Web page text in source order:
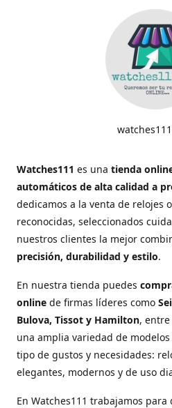
Watches111 es una tienda
automáticos de alta calidad a
dedicamos a la venta de relojes
reconocidas, seleccionados
nuestros clientes la mejor
precisión, durabilidad y estilo.
En nuestra tienda puedes
online de firmas líderes como
Bulova, Tissot y Hamilton,
una amplia variedad de
tipo de gustos y necesidades:
elegantes, modernos y de uso
En Watches111 trabajamos